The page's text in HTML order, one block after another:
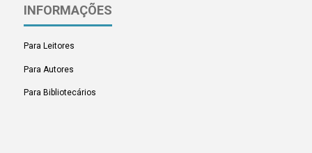
INFORMAÇÕES
Para Leitores
Para Autores
Para Bibliotecários